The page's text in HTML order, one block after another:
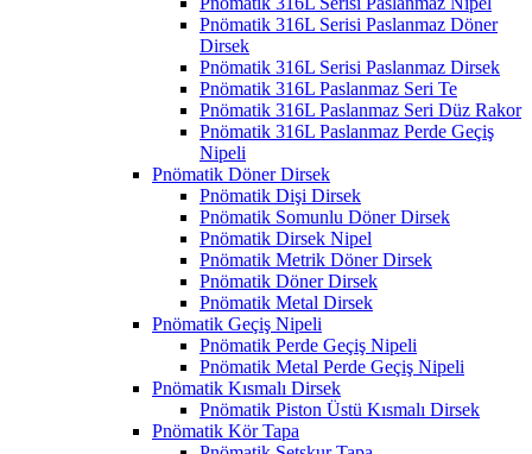
Pnömatik 316L Serisi Paslanmaz Döner
Dirsek
Pnömatik 316L Serisi Paslanmaz Dirsek
Pnömatik 316L Paslanmaz Seri Te
Pnömatik 316L Paslanmaz Seri Düz Rakor
Pnömatik 316L Paslanmaz Perde Geçiş
Nipeli
Pnömatik Döner Dirsek
Pnömatik Dişi Dirsek
Pnömatik Somunlu Döner Dirsek
Pnömatik Dirsek Nipel
Pnömatik Metrik Döner Dirsek
Pnömatik Döner Dirsek
Pnömatik Metal Dirsek
Pnömatik Geçiş Nipeli
Pnömatik Perde Geçiş Nipeli
Pnömatik Metal Perde Geçiş Nipeli
Pnömatik Kısmalı Dirsek
Pnömatik Piston Üstü Kısmalı Dirsek
Pnömatik Kör Tapa